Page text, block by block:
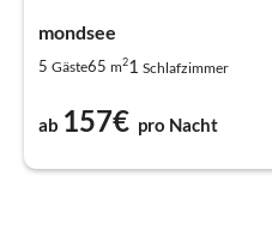
mondsee
5 Gäste65 m21 Schlafzimmer
ab 157€ pro Nacht